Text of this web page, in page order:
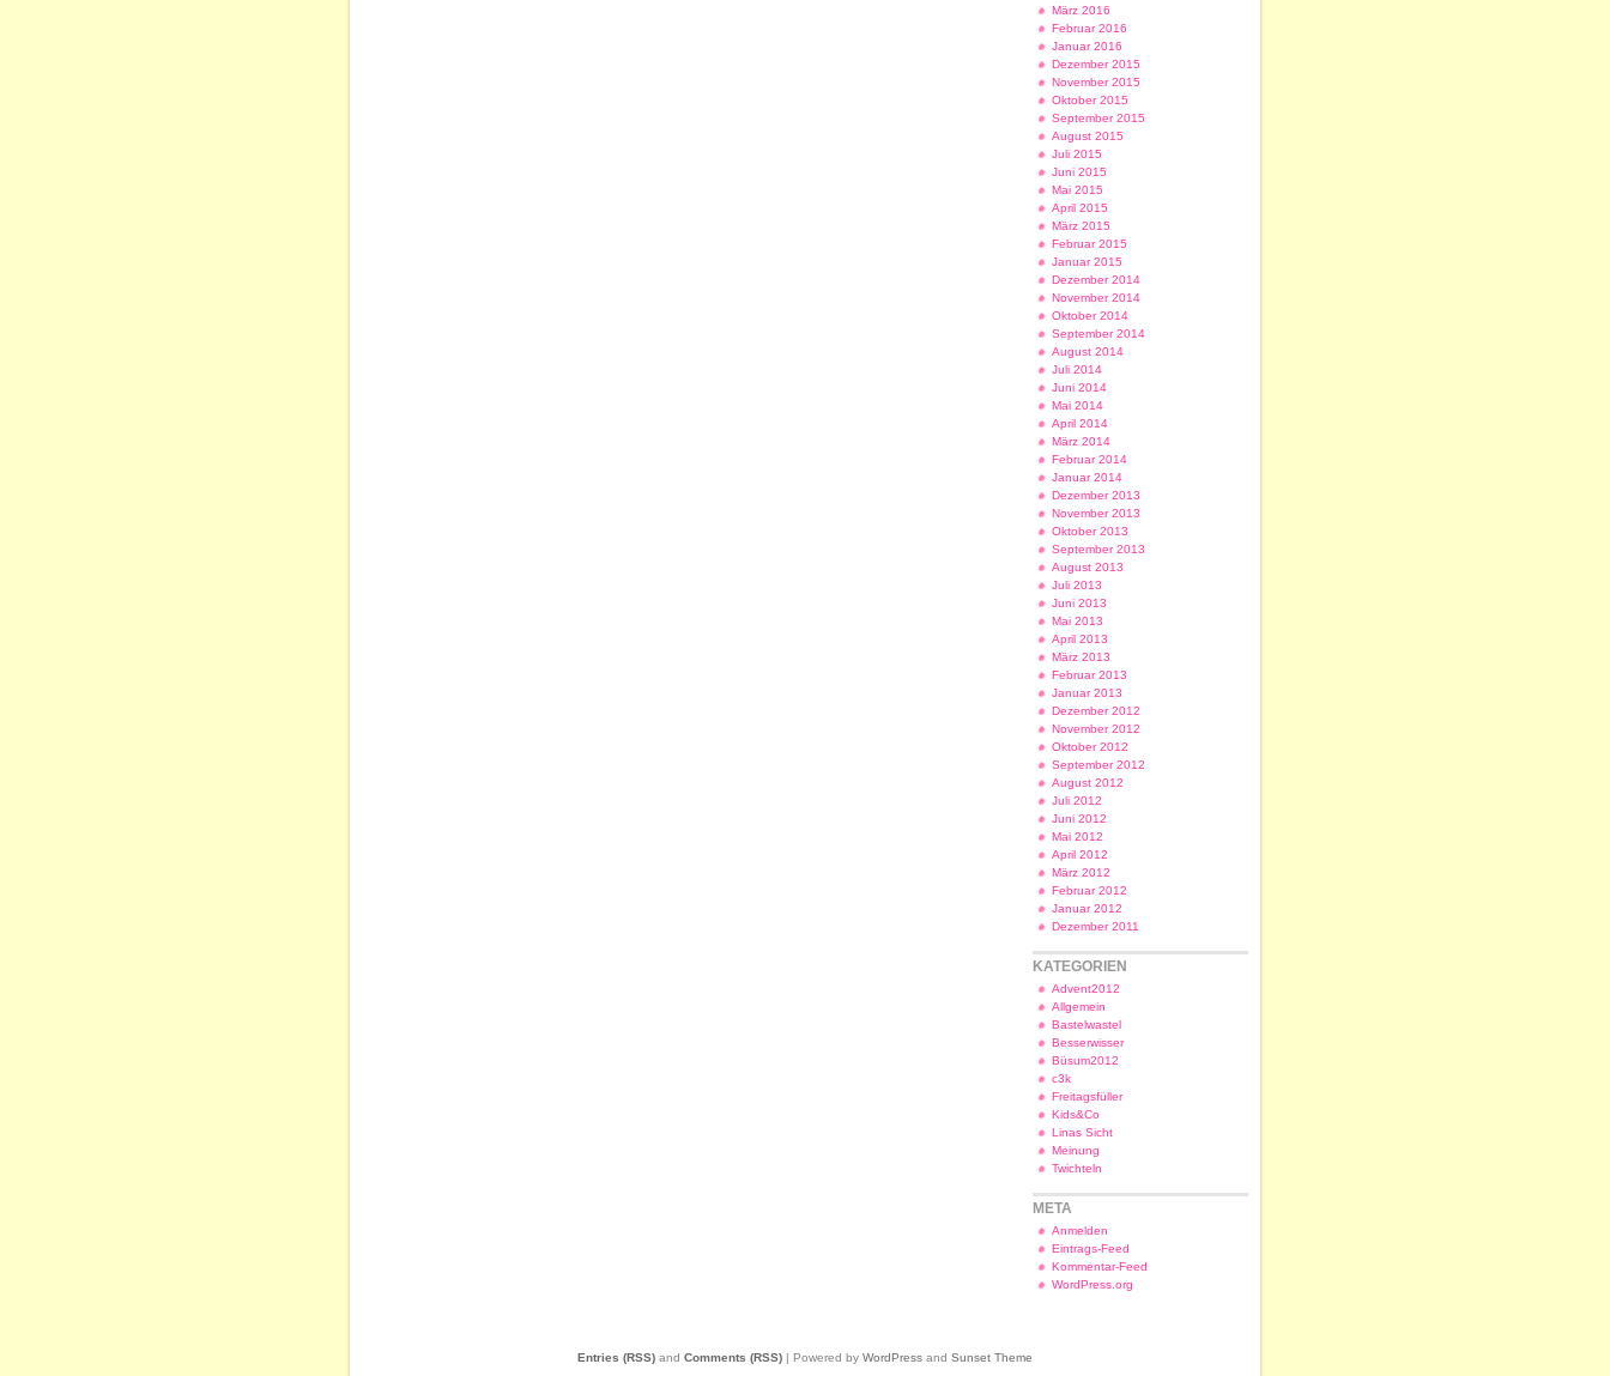
März 2016
Februar 2016
Januar 2016
Dezember 2015
November 2015
Oktober 2015
September 2015
August 2015
Juli 2015
Juni 2015
Mai 2015
April 2015
März 2015
Februar 2015
Januar 2015
Dezember 2014
November 2014
Oktober 2014
September 2014
August 2014
Juli 2014
Juni 2014
Mai 2014
April 2014
März 2014
Februar 2014
Januar 2014
Dezember 2013
November 2013
Oktober 2013
September 2013
August 2013
Juli 2013
Juni 2013
Mai 2013
April 2013
März 2013
Februar 2013
Januar 2013
Dezember 2012
November 2012
Oktober 2012
September 2012
August 2012
Juli 2012
Juni 2012
Mai 2012
April 2012
März 2012
Februar 2012
Januar 2012
Dezember 2011
KATEGORIEN
Advent2012
Allgemein
Bastelwastel
Besserwisser
Büsum2012
c3k
Freitagsfüller
Kids&Co
Linas Sicht
Meinung
Twichteln
META
Anmelden
Eintrags-Feed
Kommentar-Feed
WordPress.org
Entries (RSS) and Comments (RSS) | Powered by WordPress and Sunset Theme